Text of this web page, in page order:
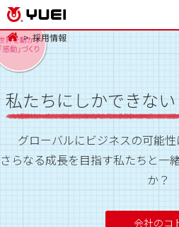
採用情報
私たちにしかできない
グローバルにビジネスの可能性
さらなる成長を目指す私たちと一
か？
会社のコ